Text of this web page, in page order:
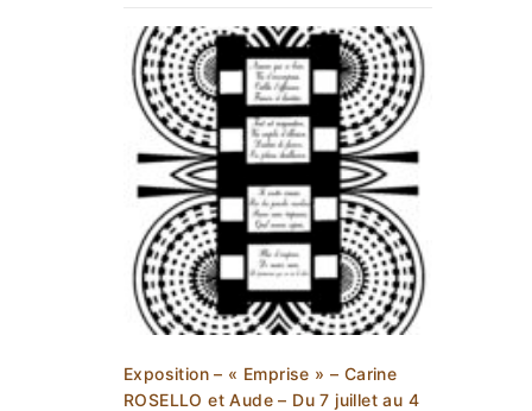
Exposition – « Emprise » – Carine
ROSELLO et Aude – Du 7 juillet au 4